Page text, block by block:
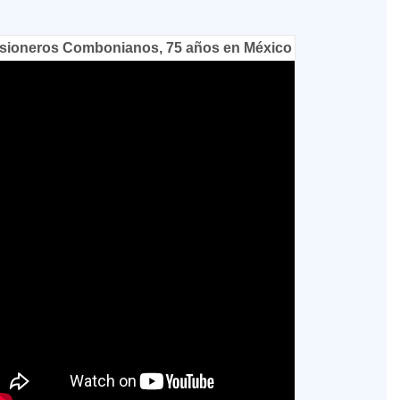
Combonianos, 75 años en México